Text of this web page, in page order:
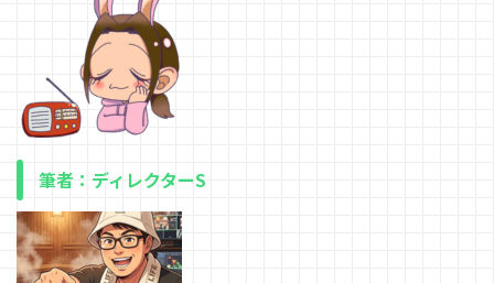
筆者：ディレクターS